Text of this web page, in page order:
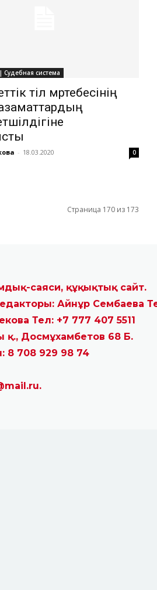
Судебная система
тіл мәртебесінің
- 18.03.2020 0
Страница 170 из 173
саяси, құқықтық сайт.
Айнұр Сембаева
Тел: +7 777 407 5511
Досмұхамбетов 68 Б.
8 708 929 98 74